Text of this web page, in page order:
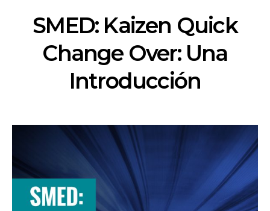
SMED: Kaizen Quick
Change Over: Una
Introducción